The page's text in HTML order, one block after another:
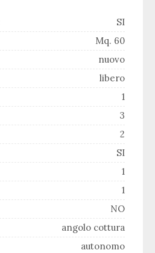
SI
Mq. 60
nuovo
libero
1
3
2
SI
1
1
NO
angolo cottura
autonomo